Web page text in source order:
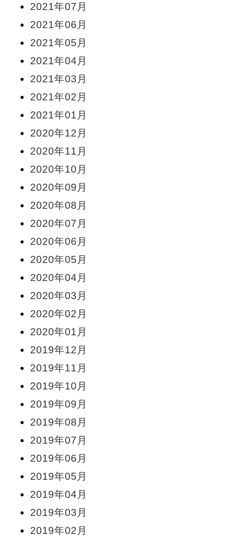
2021年07月
2021年06月
2021年05月
2021年04月
2021年03月
2021年02月
2021年01月
2020年12月
2020年11月
2020年10月
2020年09月
2020年08月
2020年07月
2020年06月
2020年05月
2020年04月
2020年03月
2020年02月
2020年01月
2019年12月
2019年11月
2019年10月
2019年09月
2019年08月
2019年07月
2019年06月
2019年05月
2019年04月
2019年03月
2019年02月